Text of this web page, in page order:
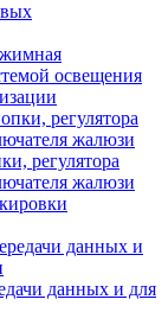
освещения
регулятора
жалюзи
данных и для